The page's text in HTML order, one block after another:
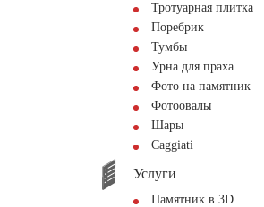
Тротуарная плитка
Поребрик
Тумбы
Урна для праха
Фото на памятник
Фотоовалы
Шары
Сaggiati
Услуги
Памятник в 3D